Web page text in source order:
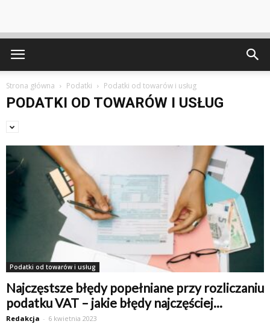
Strona główna Podatki Podatki od towarów i usług
PODATKI OD TOWARÓW I USŁUG
Podatki od towarów i usług
Najczęstsze błędy popełniane przy rozliczaniu
podatku VAT – jakie błędy najczęściej...
Redakcja - 6 kwietnia 2023